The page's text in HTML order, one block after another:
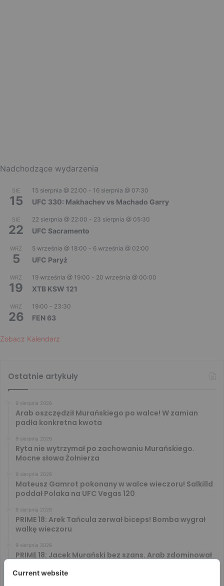
Nadchodzące wydarzenia
SIE
15
15 sierpnia @ 22:00 - 16 sierpnia @ 07:30
UFC 330: Makhachev vs Machado Garry
SIE
22
22 sierpnia @ 22:00 - 23 sierpnia @ 05:30
UFC Sacramento
WRZ
5
5 września @ 18:00 - 6 września @ 02:00
UFC Paryż
WRZ
19
19 września @ 19:00 - 20 września @ 00:00
XTB KSW 121
WRZ
26
19:00 - 23:30
FEN 63
Zobacz Kalendarz
Ostatnie artykuły
9 sierpnia 2026
Arab oszczędził Murańskiego po walce! W zamian
padła konkretna kwota
9 sierpnia 2026
Ryta nie wytrzymał po zachowaniu Murańskiego.
Mocne słowa Żołnierza
9 sierpnia 2026
Mateusz Gamrot pokonany w walce wieczoru! Salkilld
poddał Polaka na UFC Vegas 120
9 sierpnia 2026
PRIME 18: Arek Tańcula zerwał biceps! Bomba wygrał
walkę wieczoru
9 sierpnia 2026
PRIME 18: Jacek Murański bez szans. Arab zdominował